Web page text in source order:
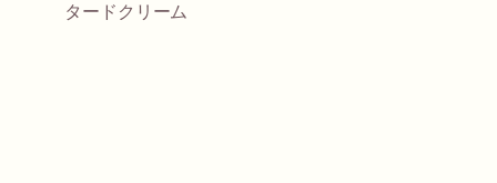
タードクリーム